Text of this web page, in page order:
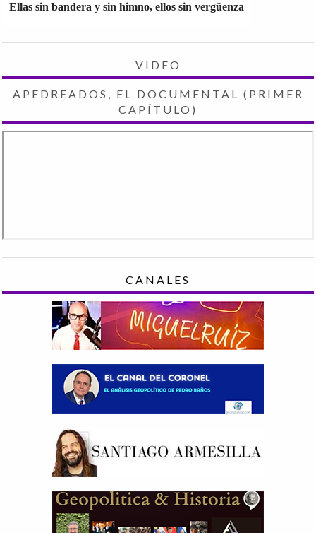
Ellas sin bandera y sin himno, ellos sin vergüenza
VIDEO
APEDREADOS, EL DOCUMENTAL (PRIMER
CAPÍTULO)
CANALES